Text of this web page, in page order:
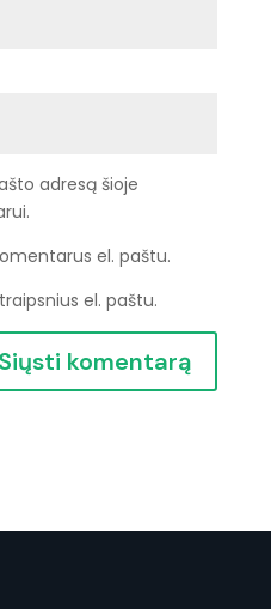
adresą šioje
el. paštu.
el. paštu.